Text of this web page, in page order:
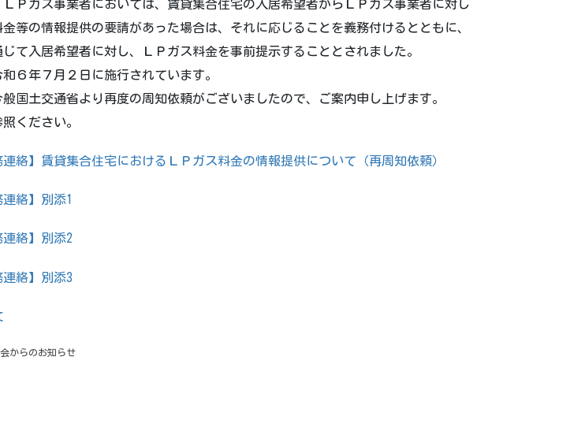
ＬＰガス事業者においては、賃貸集合住宅の入居希望者からＬＰガス事業者に対し
等の情報提供の要請があった場合は、それに応じることを義務付けるとともに、
て入居希望者に対し、ＬＰガス料金を事前提示することとされました。
６年７月２日に施行されています。
国土交通省より再度の周知依頼がございましたので、ご案内申し上げます。
ください。
連絡】賃貸集合住宅におけるＬＰガス料金の情報提供について（再周知依頼）
連絡】別添1
連絡】別添2
連絡】別添3
からのお知らせ